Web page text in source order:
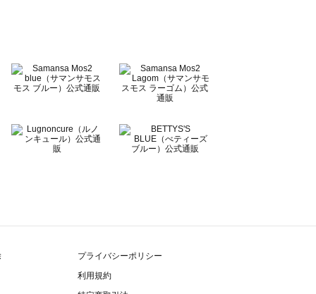
プライバシーポリシー
利用規約